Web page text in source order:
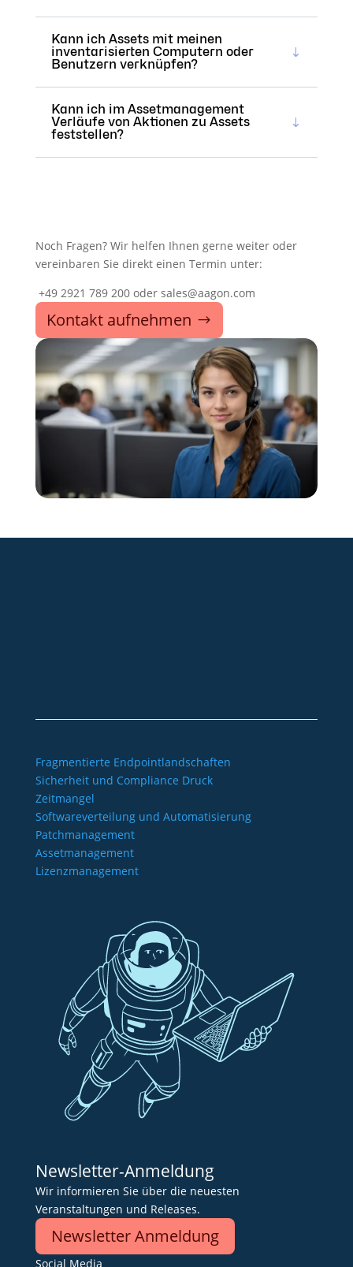
Kann ich Assets mit meinen
inventarisierten Computern oder
Benutzern verknüpfen?
Kann ich im Assetmanagement
Verläufe von Aktionen zu Assets
feststellen?
Noch Fragen? Wir helfen Ihnen gerne weiter oder
vereinbaren Sie direkt einen Termin unter:
+49 2921 789 200 oder sales@aagon.com
Kontakt aufnehmen
Fragmentierte Endpointlandschaften
Sicherheit und Compliance Druck
Zeitmangel
Softwareverteilung und Automatisierung
Patchmanagement
Assetmanagement
Lizenzmanagement
Newsletter-Anmeldung
Wir informieren Sie über die neuesten
Veranstaltungen und Releases.
Newsletter Anmeldung
Social Media